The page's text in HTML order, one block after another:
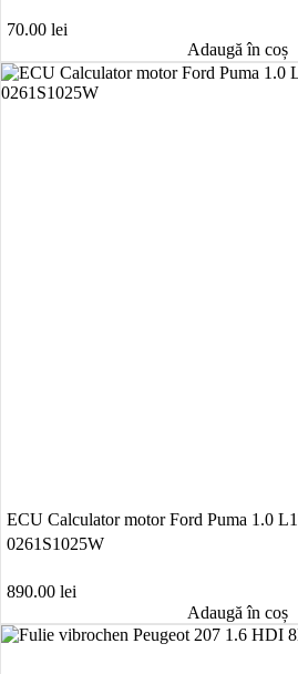
70.00 lei
Adaugă în coș
ECU Calculator motor Ford Puma 1.0
0261S1025W
890.00 lei
Adaugă în coș